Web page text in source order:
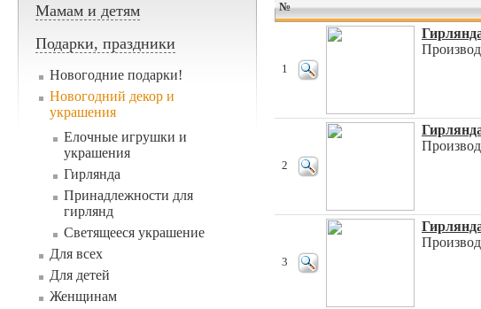
Мамам и детям
Подарки, праздники
Новогодние подарки!
Новогодний декор и
украшения
Елочные игрушки и
украшения
Гирлянда
Принадлежности для
гирлянд
Светящееся украшение
Для всех
Для детей
Женщинам
№
1
2
3